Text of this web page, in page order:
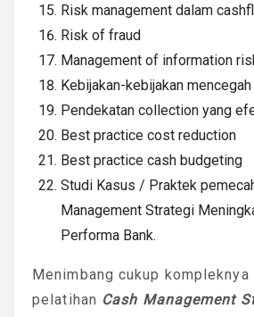
Risk management dalam
Risk of fraud
Management of information
Kebijakan-kebijakan
Pendekatan collection yang
Best practice cost reduction
Best practice cash budgeting
Studi Kasus / Praktek
Management Strategi
Performa Bank.
Menimbang cukup kompleknya
pelatihan Cash Management